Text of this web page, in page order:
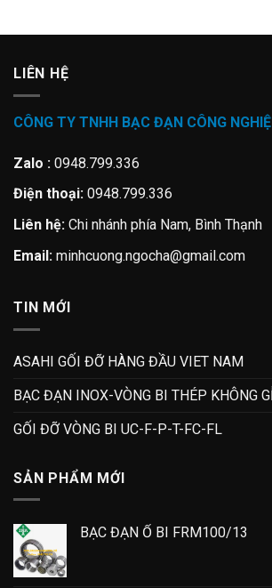
LIÊN HỆ
CÔNG TY TNHH BẠC ĐẠN CÔNG
Zalo : 0948.799.336
Điện thoại: 0948.799.336
Liên hệ: Chi nhánh phía Nam, Bình Thạnh
Email: minhcuong.ngocha@gmail.com
TIN MỚI
ASAHI GỐI ĐỠ HÀNG ĐẦU VIET NAM
BẠC ĐẠN INOX-VÒNG BI THÉP KHÔNG GỈ
GỐI ĐỠ VÒNG BI UC-F-P-T-FC-FL
SẢN PHẨM MỚI
BẠC ĐẠN Ổ BI FRM100/13